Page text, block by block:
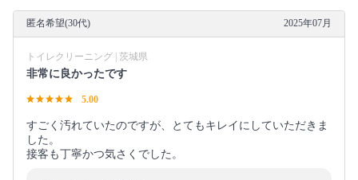
匿名希望(30代) 2025年07月
トイレクリーニング | 茨城県
非常に良かったです
5.00
すごく汚れていたのですが、とてもキレイにしていただきま
した。
接客も丁寧かつ気さくでした。